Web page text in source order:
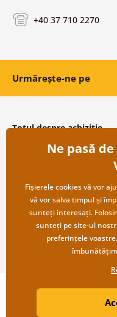
+40 37 710 2270
Urmărește-ne pe
Totul despre achiziție
Condiții și termeni generali
Protecția datelor personale
Transport și modalități de
Returnare
Litvanyi.sk
Ne pasă
Fișierele cookies vă vor
vă vor salva timpul și
sunteți interesați.
sunteți pe site-ul
preferințele